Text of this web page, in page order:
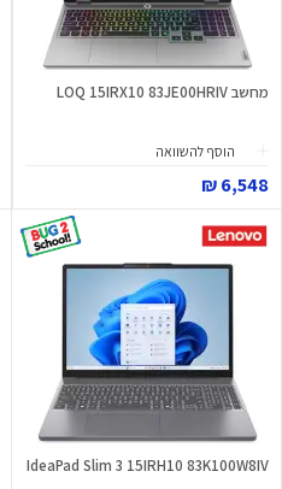
מחשב LOQ 15IRX10 83JE00HRIV
הוסף להשוואה
6,548 ₪
IdeaPad Slim 3 15IRH10 83K100W8IV